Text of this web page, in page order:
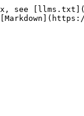
see